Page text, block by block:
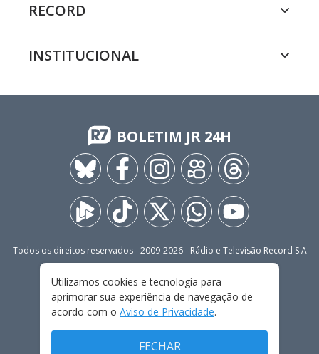
RECORD
INSTITUCIONAL
BOLETIM JR 24H
Todos os direitos reservados - 2009-2026- Rádio e Televisão Record S.A
FALE CONOSCO
PRIVACIDADE
TERMOS E CONDIÇÕES DE USO
Utilizamos cookies e tecnologia para
aprimorar sua experiência de navegação de
acordo com o Aviso de Privacidade.
FECHAR